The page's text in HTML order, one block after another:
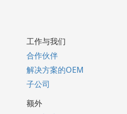
工作与我们
合作伙伴
解决方案的OEM
子公司
额外